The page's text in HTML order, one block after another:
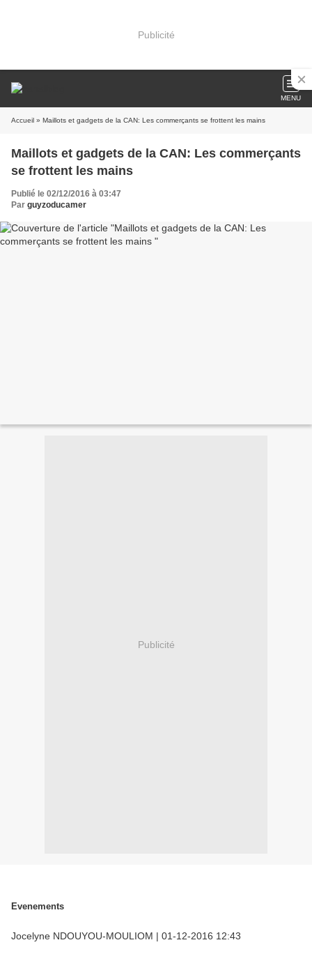
Publicité
MENU
Accueil » Maillots et gadgets de la CAN: Les commerçants se frottent les mains
Maillots et gadgets de la CAN: Les commerçants
se frottent les mains
Publié le 02/12/2016 à 03:47
Par guyzoducamer
Publicité
Evenements
Jocelyne NDOUYOU-MOULIOM | 01-12-2016 12:43